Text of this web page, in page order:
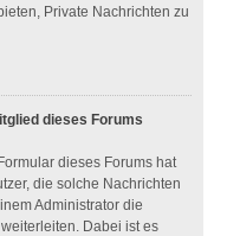
Private Nachrichten zu
dieses Forums
dieses Forums hat
die solche Nachrichten
Administrator die
Dabei ist es